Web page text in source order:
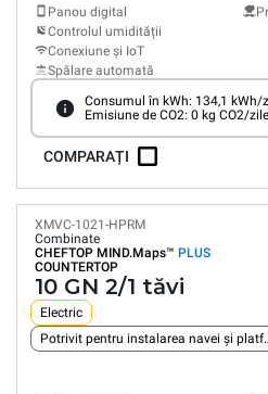
Panou digital
Controlul umidității
Conexiune și IoT
Spălare automată
Consumul în kWh: 134,1 kWh/
Emisiune de CO2: 0 kg CO2/zile
COMPARAȚI
XMVC-1021-HPRM
Combinate
CHEFTOP MIND.Maps™ PLUS
COUNTERTOP
10 GN 2/1 tăvi
Electric
Potrivit